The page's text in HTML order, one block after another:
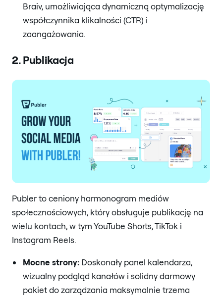
Braiv, umożliwiająca dynamiczną optymalizację
współczynnika klikalności (CTR) i
zaangażowania.
2. Publikacja
Publer to ceniony harmonogram mediów
społecznościowych, który obsługuje publikację na
wielu kontach, w tym YouTube Shorts, TikTok i
Instagram Reels.
Mocne strony: Doskonały panel kalendarza,
wizualny podgląd kanałów i solidny darmowy
pakiet do zarządzania maksymalnie trzema